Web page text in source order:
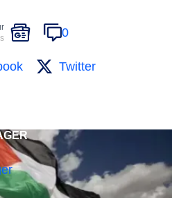
0
Twitter